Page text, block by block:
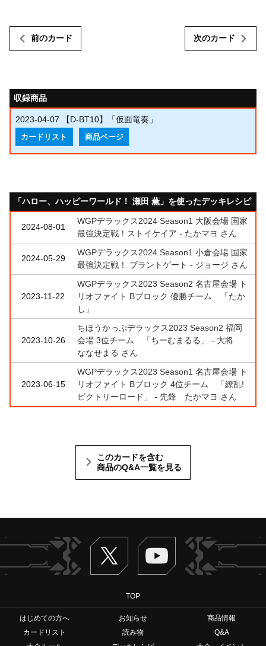
前のカード 次のカード
収録商品
2023-04-07 【D-BT10】「仮面竜奏」
カードリスト 商品ページ
「ハロー、ハッピーワールド！ 瀬田 薫」を使ったデッキレシピ
2024-08-01
WGPデラックス2024 Season1 大阪会場 国家
最強決定戦！ストイケイア - たかマヨ さん
2024-05-29
WGPデラックス2024 Season1 小倉会場 国家
最強決定戦！ ブラントゲート - ジョージ さん
2023-11-22
WGPデラックス2023 Season2 名古屋会場 ト
リオファイト Bブロック 優勝チーム 「たか
し」
2023-10-26
ちほうかっぷデラックス2023 Season2 福岡
会場 3位チーム 「ちーむまるる」 - 大将
ななせまる さん
2023-06-15
WGPデラックス2023 Season1 名古屋会場 ト
リオファイト Bブロック 4位チーム 「繚乱!
ビクトリーロード」 - 先鋒 たかマヨ さん
このカードを含む
商品のQ&A一覧を見る
Twitter ヴァンガードch
TOP
はじめての方へ お知らせ
商品情報
カードリスト
読み物
Q&A